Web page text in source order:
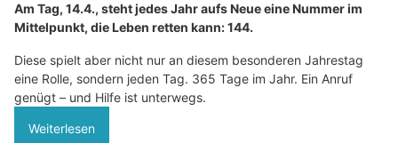
Am Tag, 14.4., steht jedes Jahr aufs Neue eine Nummer im
Mittelpunkt, die Leben retten kann: 144.
Diese spielt aber nicht nur an diesem besonderen Jahrestag
eine Rolle, sondern jeden Tag. 365 Tage im Jahr. Ein Anruf
genügt – und Hilfe ist unterwegs.
Weiterlesen